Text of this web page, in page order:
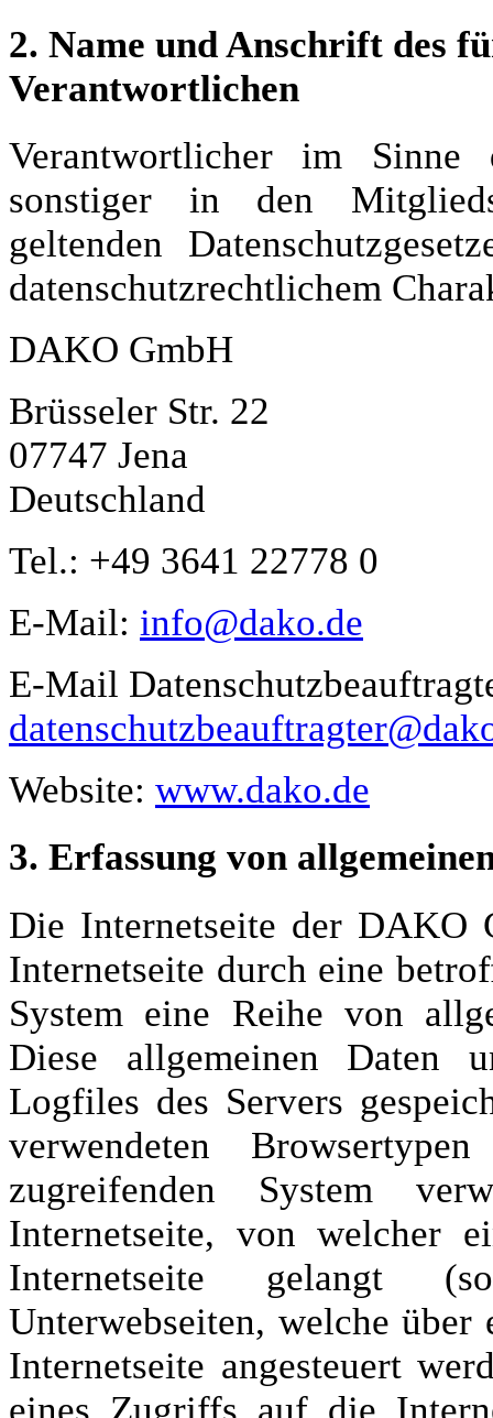
2. Name und Anschrift des
Verantwortlichen
Verantwortlicher im Sinne
sonstiger in den
geltenden
datenschutzrechtlichem
DAKO GmbH
Brüsseler Str. 22
07747 Jena
Deutschland
Tel.: +49 3641 22778 0
E-Mail: info@dako.de
E-Mail
Website: www.dako.de
3. Erfassung von
Die Internetseite der DAKO
Internetseite durch eine
System eine Reihe von
Diese allgemeinen Daten
Logfiles des Servers
verwendeten
zugreifenden System
Internetseite, von welcher
Internetseite gelangt
Unterwebseiten, welche über
Internetseite angesteuert